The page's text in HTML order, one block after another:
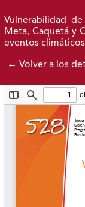
Avance actual
Vulnerabilidad
Meta, Caquetá y
eventos climáticos
← Volver a los
Federación
Al continuar
Términos y